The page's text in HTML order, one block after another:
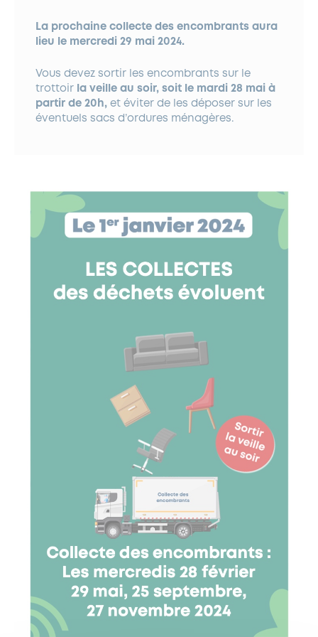
La prochaine collecte des encombrants aura
lieu le mercredi 29 mai 2024.
Vous devez sortir les encombrants sur le
trottoir la veille au soir, soit le mardi 28 mai à
partir de 20h, et éviter de les déposer sur les
éventuels sacs d’ordures ménagères.